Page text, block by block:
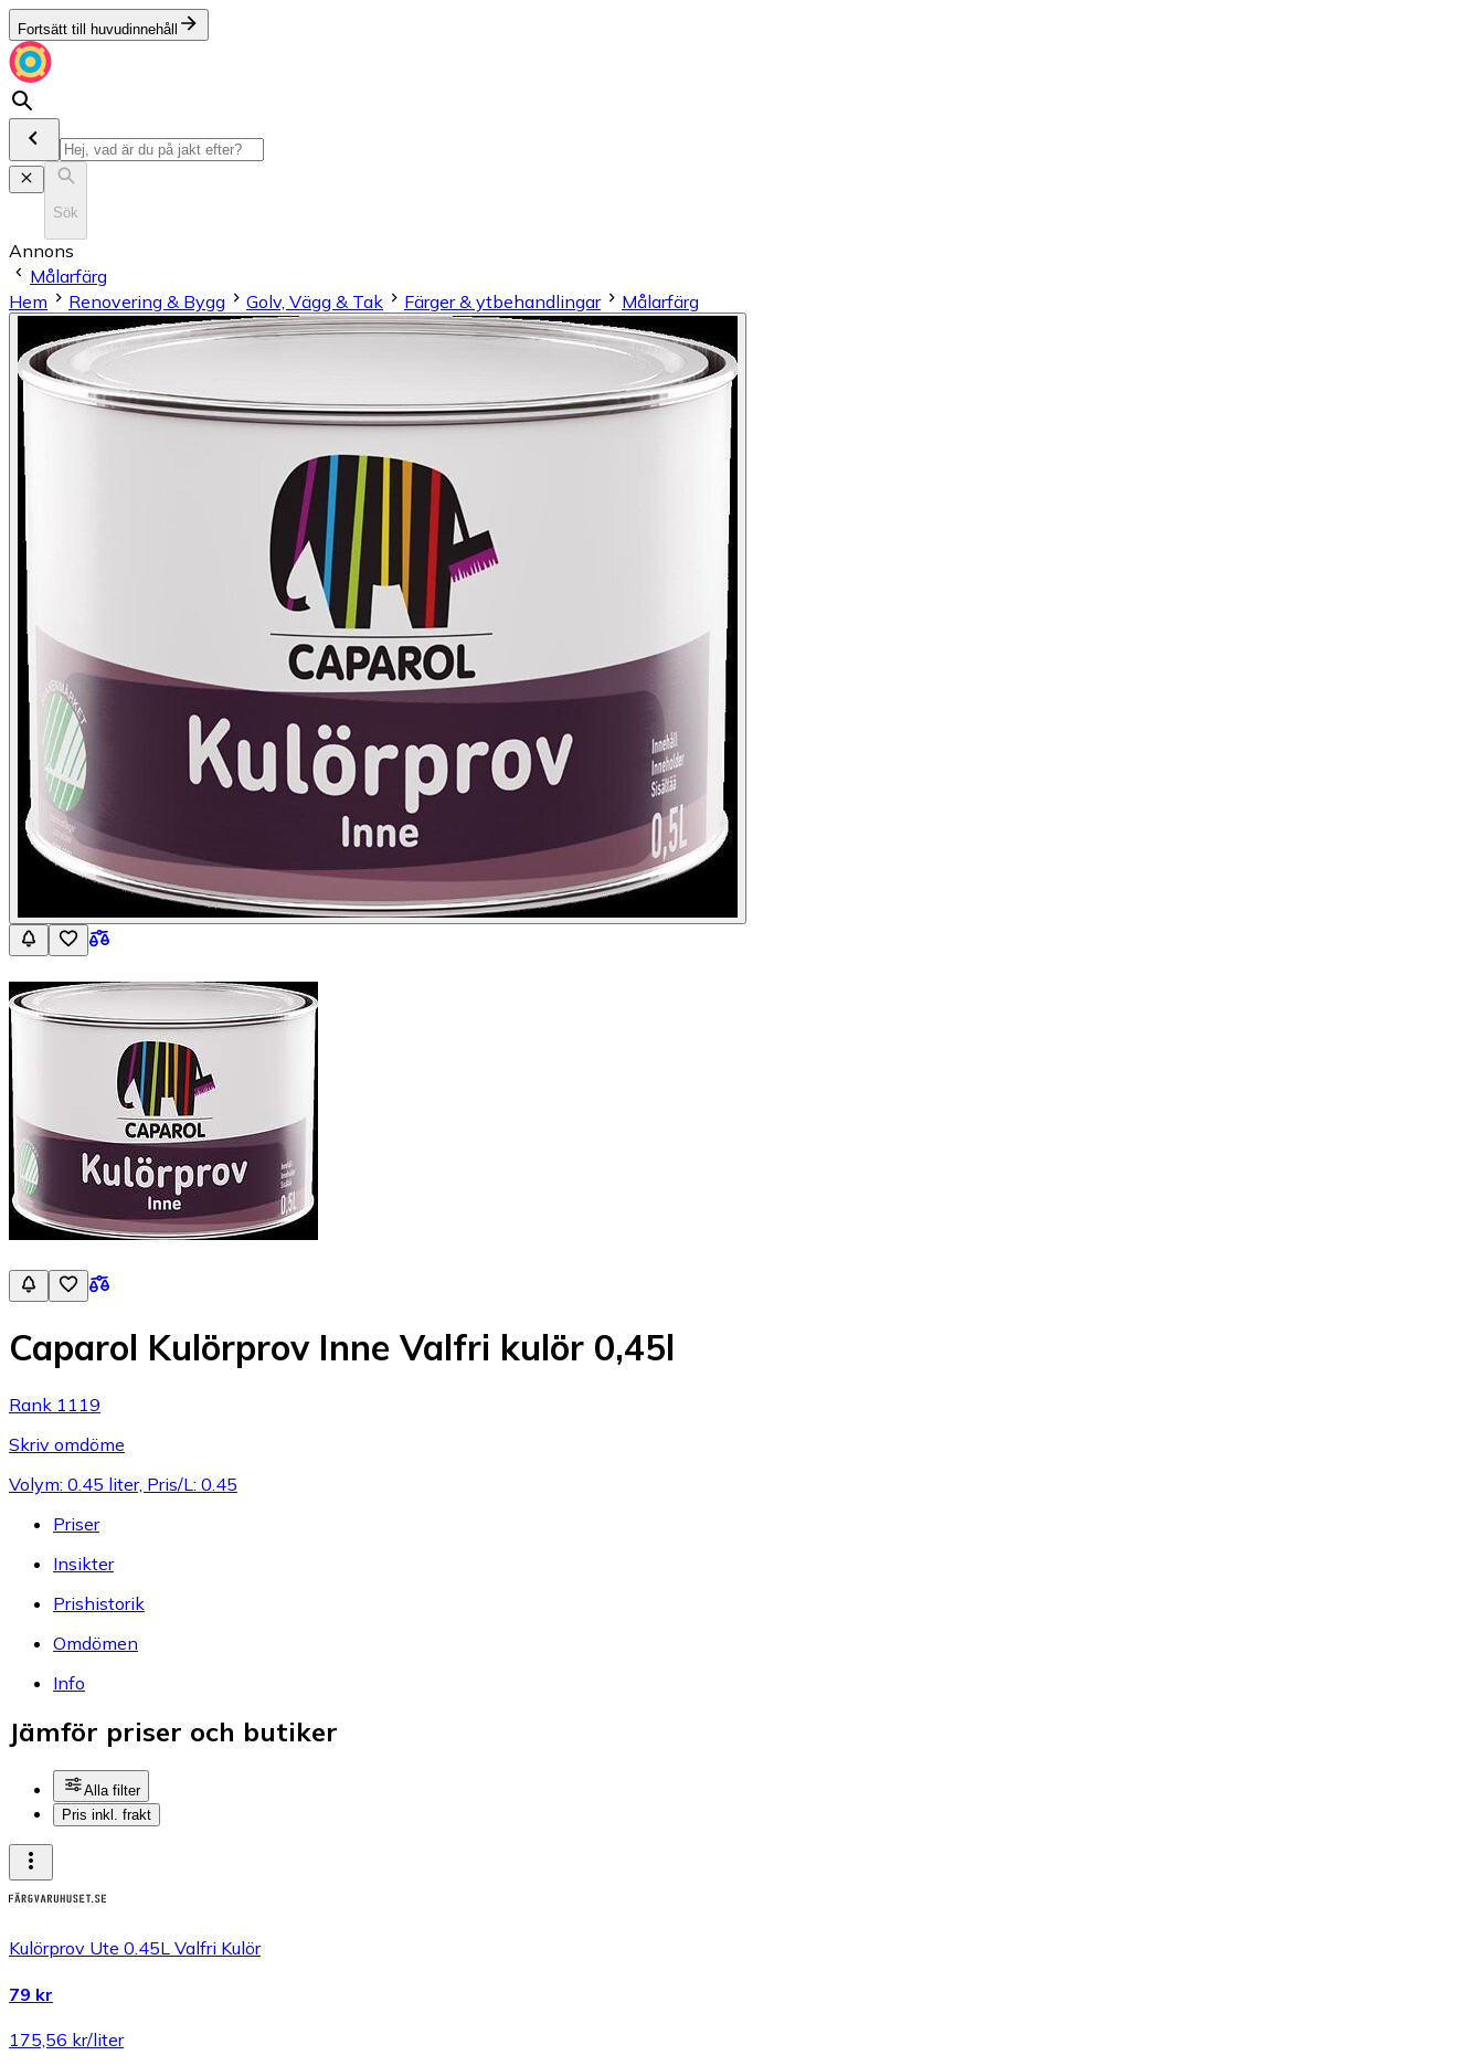
Fortsätt till huvudinnehåll
Sök
Annons
Målarfärg
Hem
Renovering & Bygg Golv, Vägg & Tak Färger & ytbehandlingar Målarfärg
Caparol Kulörprov Inne Valfri kulör 0,45l
Rank 1119
Skriv omdöme
Volym: 0.45 liter, Pris/L: 0.45
Priser
Insikter
Prishistorik
Omdömen
Info
Jämför priser och butiker
Alla filter
Pris inkl. frakt
Kulörprov Ute 0.45L Valfri Kulör
79 kr
175,56 kr/liter